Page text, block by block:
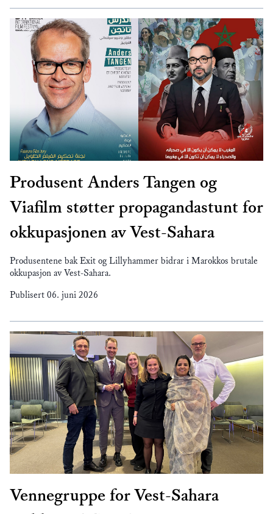
Produsent Anders Tangen og
Viafilm støtter propagandastunt for
okkupasjonen av Vest-Sahara
Produsentene bak Exit og Lillyhammer bidrar i Marokkos brutale
okkupasjon av Vest-Sahara.
Publisert 06. juni 2026
Vennegruppe for Vest-Sahara